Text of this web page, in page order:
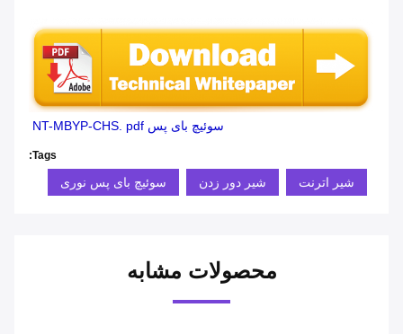
سوئیچ بای پس NT-MBYP-CHS. pdf
Tags:
شیر اترنت شیر دور زدن سوئیچ بای پس نوری
محصولات مشابه